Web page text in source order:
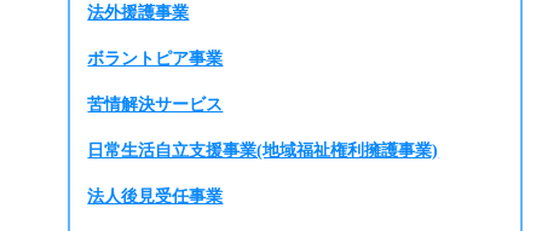
法外援護事業
ボラントピア事業
苦情解決サービス
日常生活自立支援事業(地域福祉権利擁護事業)
法人後見受任事業